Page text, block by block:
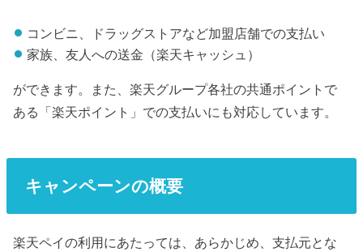
コンビニ、ドラッグストアなど加盟店舗での支払い
家族、友人への送金（楽天キャッシュ）
ができます。また、楽天グループ各社の共通ポイントで
ある「楽天ポイント」での支払いにも対応しています。
キャンペーンの概要
楽天ペイの利用にあたっては、あらかじめ、支払元とな